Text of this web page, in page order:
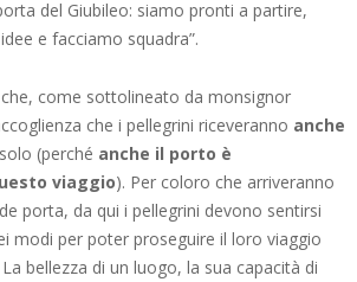
del Giubileo: siamo pronti a partire,
e facciamo squadra”.
come sottolineato da monsignor
che i pellegrini riceveranno anche
(perché anche il porto è
viaggio). Per coloro che arriveranno
porta, da qui i pellegrini devono sentirsi
modi per poter proseguire il loro viaggio
bellezza di un luogo, la sua capacità di